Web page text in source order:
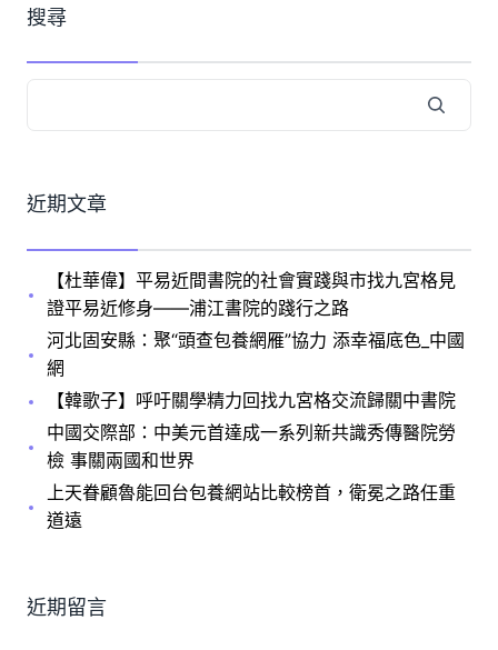
搜尋
近期文章
【杜華偉】平易近間書院的社會實踐與市找九宮格見
證平易近修身——浦江書院的踐行之路
河北固安縣：聚“頭查包養網雁”協力 添幸福底色_中國
網
【韓歌子】呼吁關學精力回找九宮格交流歸關中書院
中國交際部：中美元首達成一系列新共識秀傳醫院勞
檢 事關兩國和世界
上天眷顧魯能回台包養網站比較榜首，衛冕之路任重
道遠
近期留言